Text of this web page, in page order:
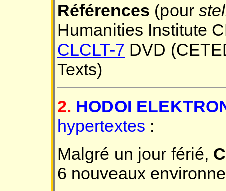
Références (pour
Humanities Institute
CLCLT-7 DVD
Texts)
2. HODOI
hypertextes :
Malgré un jour férié,
6 nouveaux